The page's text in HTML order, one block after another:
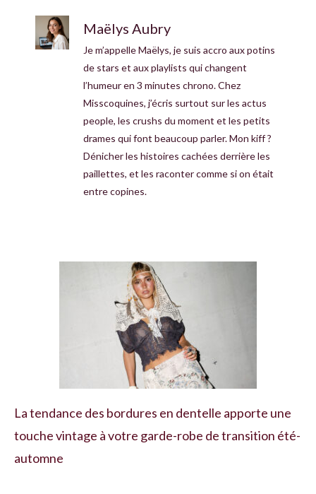
Maëlys Aubry
Je m’appelle Maëlys, je suis accro aux potins
de stars et aux playlists qui changent
l’humeur en 3 minutes chrono. Chez
Misscoquines, j’écris surtout sur les actus
people, les crushs du moment et les petits
drames qui font beaucoup parler. Mon kiff ?
Dénicher les histoires cachées derrière les
paillettes, et les raconter comme si on était
entre copines.
La tendance des bordures en dentelle apporte une
touche vintage à votre garde-robe de transition été-
automne